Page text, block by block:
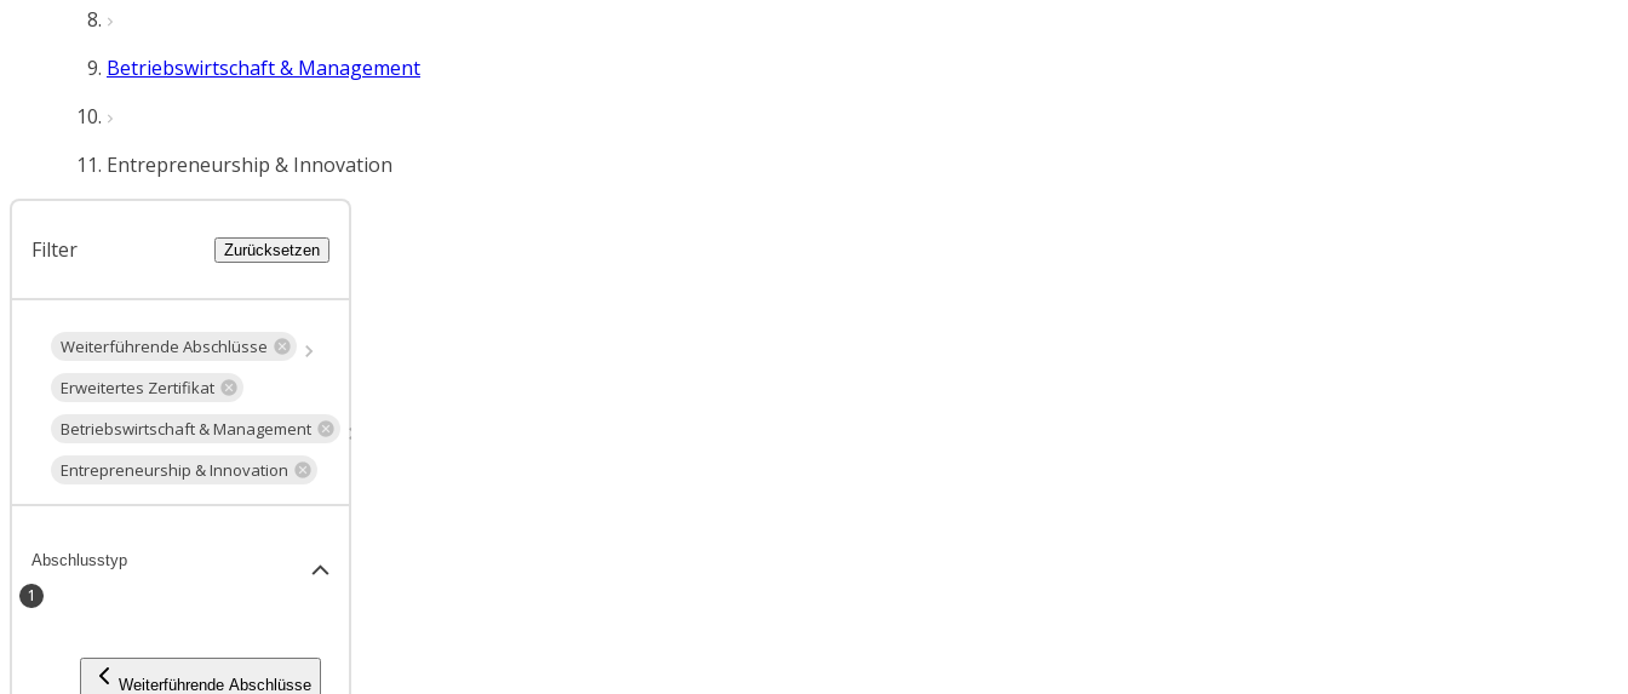
Betriebswirtschaft & Management
Entrepreneurship & Innovation
Filter Zurücksetzen
Weiterführende Abschlüsse
Erweitertes Zertifikat
Betriebswirtschaft & Management
Entrepreneurship & Innovation
Abschlusstyp
1
Weiterführende Abschlüsse